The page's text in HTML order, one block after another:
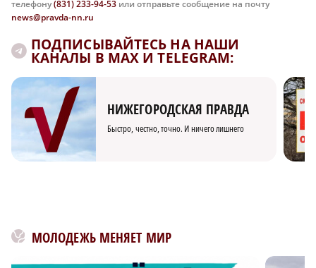
телефону(831) 233-94-53 или отправьте сообщение на почту
news@pravda-nn.ru
ПОДПИСЫВАЙТЕСЬ НА НАШИ
КАНАЛЫ В MAX И TELEGRAM:
НИЖЕГОРОДСКАЯ ПРАВДА
Быстро, честно, точно. И ничего лишнего
МОЛОДЕЖЬ МЕНЯЕТ МИР